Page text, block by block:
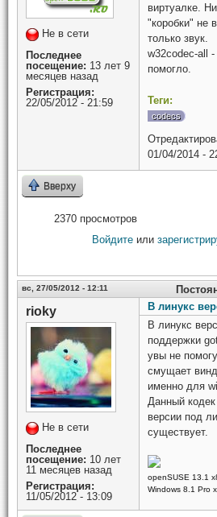
Не в сети
Последнее
посещение: 13 лет 9
месяцев назад
Регистрация:
22/05/2012 - 21:59
виртуалке.
"коробки" не
только звук.
w32codec-all
помогло.
Теги:
codecs
01/04/2014 -
Вверху
2370 просмотров
Войдите или
вс, 27/05/2012 - 12:11
rioky
Не в сети
Последнее
посещение: 10 лет
11 месяцев назад
Регистрация:
11/05/2012 - 13:09
В линукс
В линукс
поддержки
увы не
смущает
именно для
Данный
версии под
существует.
openSUSE 13.1
Windows 8.1 Pro